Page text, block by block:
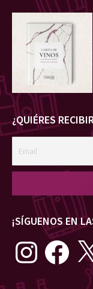
¿QUIÉRES
¡SÍGUENOS EN
Instagram Facebook